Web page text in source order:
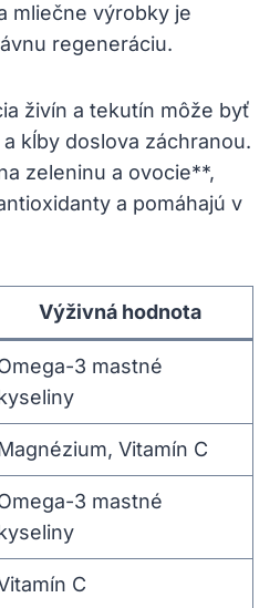
​mliečne​ výrobky je​
regeneráciu.
živín a tekutín môže byť
kĺby doslova‌ záchranou.
zeleninu a ovocie**,
a pomáhajú v
Výživná hodnota
3 mastné
Vitamín C
3 mastné
C